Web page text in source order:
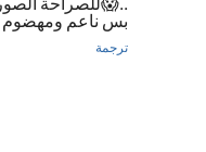
بس ناعم ومهضوم
ترجمة